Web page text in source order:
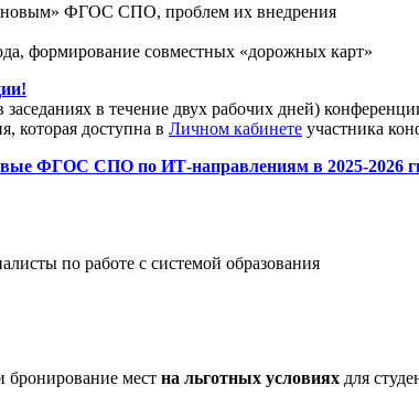
«новым» ФГОС СПО, проблем их внедрения
формирование совместных «дорожных карт»
в течение двух рабочих дней)
которая доступна в Личном кабинете участника
ФГОС СПО по ИТ-направлениям в 2025-2026
по работе с системой образования
бронирование мест на льготных условиях для